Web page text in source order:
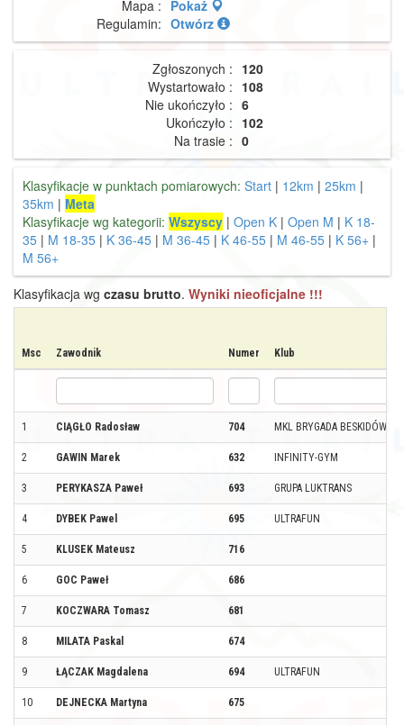
Mapa : Pokaż
Regulamin: Otwórz
Zgłoszonych : 120
Wystartowało : 108
Nie ukończyło : 6
Ukończyło : 102
Na trasie : 0
Klasyfikacje w punktach pomiarowych: Start | 12km | 25km |
35km | Meta
Klasyfikacje wg kategorii: Wszyscy | Open K | Open M | K 18-
35 | M 18-35 | K 36-45 | M 36-45 | K 46-55 | M 46-55 | K 56+ |
M 56+
Klasyfikacja wg czasu brutto. Wyniki nieoficjalne !!!
Msc Zawodnik Numer Klub
1 CIĄGŁO Radosław 704 MKL BRYGADA BESKIDÓW
2 GAWIN Marek 632 INFINITY-GYM
3 PERYKASZA Paweł 693 GRUPA LUKTRANS
4 DYBEK Pawel 695 ULTRAFUN
5 KLUSEK Mateusz 716
6 GOC Paweł 686
7 KOCZWARA Tomasz 681
8 MILATA Paskal 674
9 ŁĄCZAK Magdalena 694 ULTRAFUN
10 DEJNECKA Martyna 675